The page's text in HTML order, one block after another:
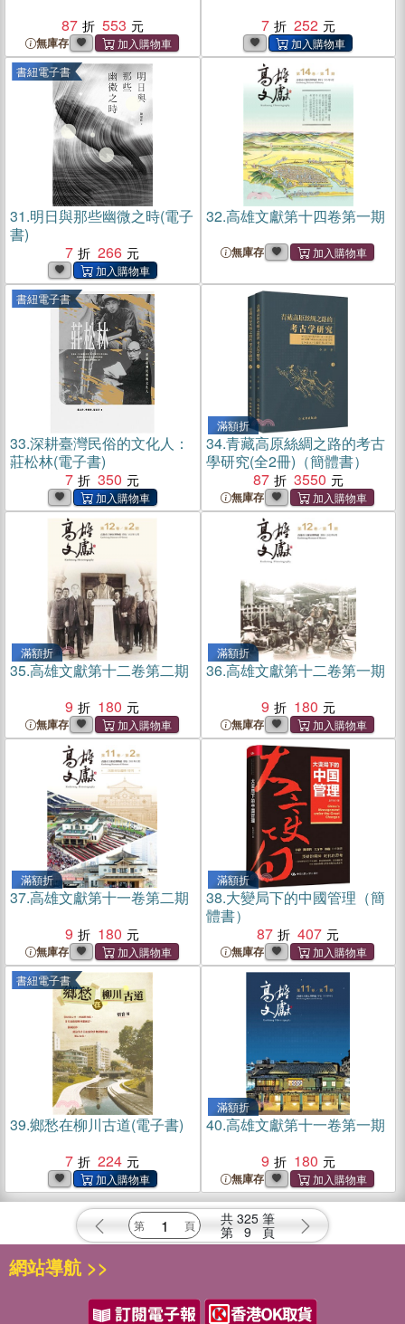
87
553
無庫存
7
252
書紐電子書
31.明日與那些幽微之時(電子
書)
7
266
32.高雄文獻第十四卷第一期
無庫存
書紐電子書
33.深耕臺灣民俗的文化人：
莊松林(電子書)
7
350
滿額折
34.青藏高原絲綢之路的考古
學研究(全2冊)（簡體書）
87
3550
無庫存
滿額折
35.高雄文獻第十二卷第二期
9
180
無庫存
滿額折
36.高雄文獻第十二卷第一期
9
180
無庫存
滿額折
37.高雄文獻第十一卷第二期
9
180
無庫存
滿額折
38.大變局下的中國管理（簡
體書）
87
407
無庫存
書紐電子書
39.鄉愁在柳川古道(電子書)
7
224
滿額折
40.高雄文獻第十一卷第一期
9
180
無庫存
共 325 筆
第 9 頁
網站導航 >>